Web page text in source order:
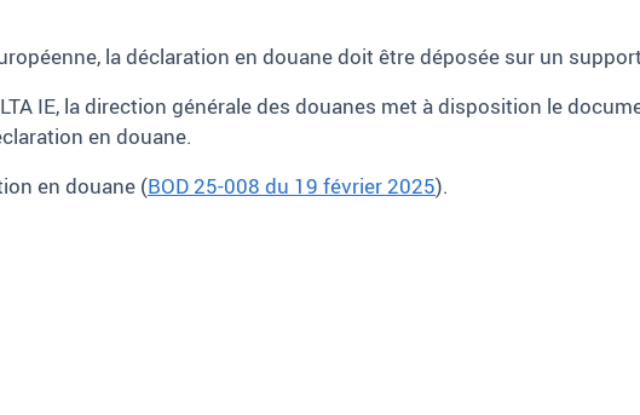
la déclaration en douane doit être déposée sur un
IE, la direction générale des douanes met à disposition le
en douane.
en douane (BOD 25-008 du 19 février 2025).